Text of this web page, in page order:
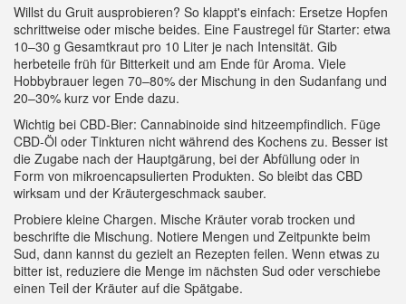
Willst du Gruit ausprobieren? So klappt's einfach: Ersetze Hopfen
schrittweise oder mische beides. Eine Faustregel für Starter: etwa
10–30 g Gesamtkraut pro 10 Liter je nach Intensität. Gib
herbeteile früh für Bitterkeit und am Ende für Aroma. Viele
Hobbybrauer legen 70–80% der Mischung in den Sudanfang und
20–30% kurz vor Ende dazu.
Wichtig bei CBD‑Bier: Cannabinoide sind hitzeempfindlich. Füge
CBD-Öl oder Tinkturen nicht während des Kochens zu. Besser ist
die Zugabe nach der Hauptgärung, bei der Abfüllung oder in
Form von mikroencapsulierten Produkten. So bleibt das CBD
wirksam und der Kräutergeschmack sauber.
Probiere kleine Chargen. Mische Kräuter vorab trocken und
beschrifte die Mischung. Notiere Mengen und Zeitpunkte beim
Sud, dann kannst du gezielt an Rezepten feilen. Wenn etwas zu
bitter ist, reduziere die Menge im nächsten Sud oder verschiebe
einen Teil der Kräuter auf die Spätgabe.